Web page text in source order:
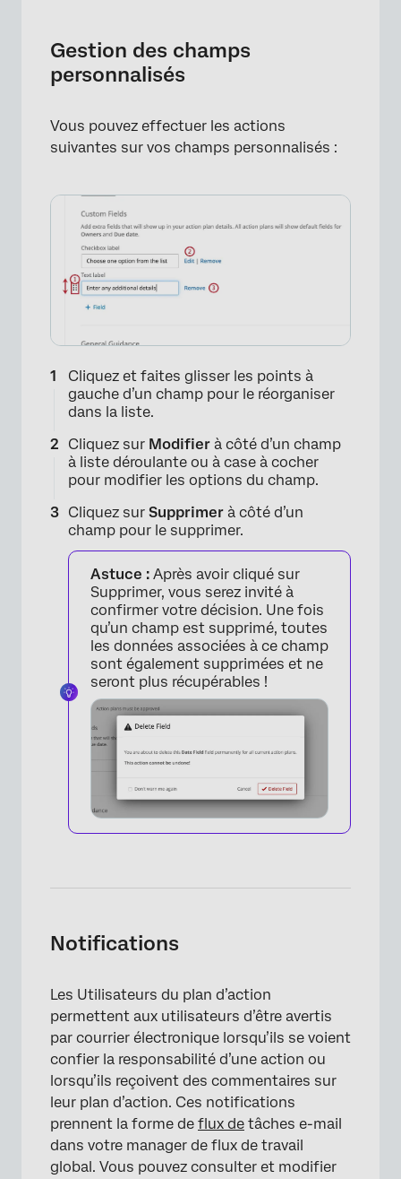
Gestion des champs
personnalisés
Vous pouvez effectuer les actions
suivantes sur vos champs personnalisés :
×
Cliquez et faites glisser les points à
gauche d’un champ pour le réorganiser
dans la liste.
Cliquez sur Modifier à côté d’un champ
à liste déroulante ou à case à cocher
pour modifier les options du champ.
Cliquez sur Supprimer à côté d’un
champ pour le supprimer.
Astuce : Après avoir cliqué sur
Supprimer, vous serez invité à
confirmer votre décision. Une fois
qu’un champ est supprimé, toutes
les données associées à ce champ
sont également supprimées et ne
seront plus récupérables !
Notifications
Les Utilisateurs du plan d’action
permettent aux utilisateurs d’être avertis
par courrier électronique lorsqu’ils se voient
confier la responsabilité d’une action ou
lorsqu’ils reçoivent des commentaires sur
leur plan d’action. Ces notifications
prennent la forme de flux de tâches e-mail
dans votre manager de flux de travail
global. Vous pouvez consulter et modifier